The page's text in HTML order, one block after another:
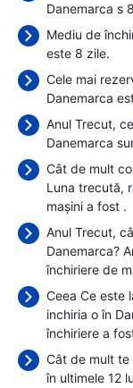
Danemarca s
Mediu de
este 8 zile.
Cele mai
Danemarca
Anul Trecut,
Danemarca
Cât de mult
Luna trecută,
mașini a fost .
Anul Trecut,
Danemarca?
închiriere de
Ceea Ce este
inchiria o în
închiriere a
Cât de mult te
în ultimele 12